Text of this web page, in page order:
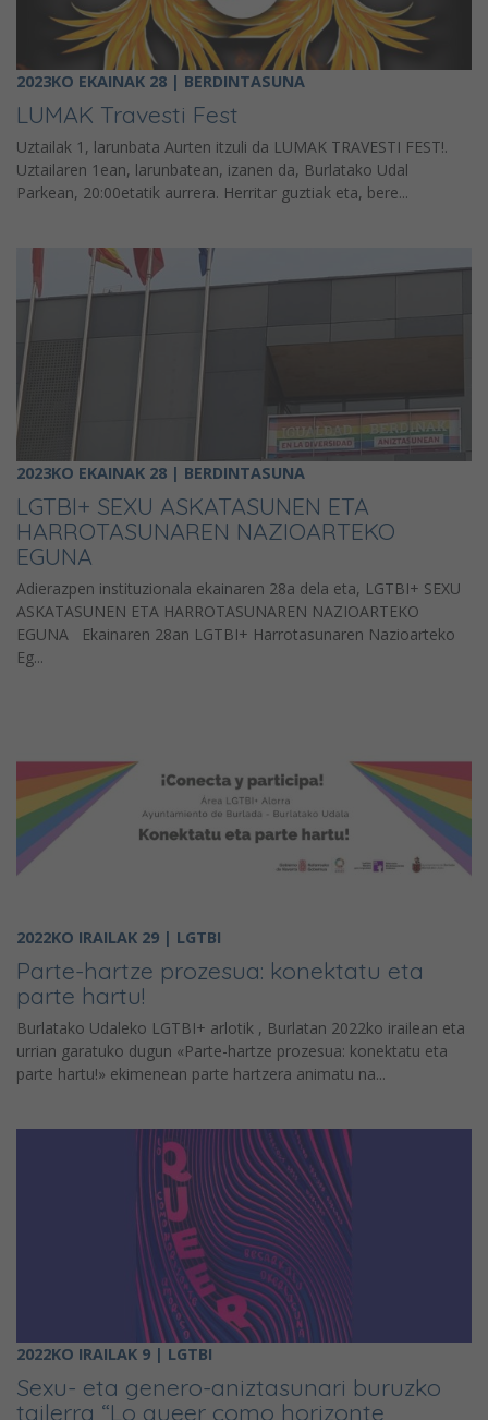
2023KO EKAINAK 28 | BERDINTASUNA
LUMAK Travesti Fest
Uztailak 1, larunbata Aurten itzuli da LUMAK TRAVESTI FEST!.
Uztailaren 1ean, larunbatean, izanen da, Burlatako Udal
Parkean, 20:00etatik aurrera. Herritar guztiak eta, bere...
2023KO EKAINAK 28 | BERDINTASUNA
LGTBI+ SEXU ASKATASUNEN ETA
HARROTASUNAREN NAZIOARTEKO
EGUNA
Adierazpen instituzionala ekainaren 28a dela eta, LGTBI+ SEXU
ASKATASUNEN ETA HARROTASUNAREN NAZIOARTEKO
EGUNA Ekainaren 28an LGTBI+ Harrotasunaren Nazioarteko
Eg...
2022KO IRAILAK 29 | LGTBI
Parte-hartze prozesua: konektatu eta
parte hartu!
Burlatako Udaleko LGTBI+ arlotik , Burlatan 2022ko irailean eta
urrian garatuko dugun «Parte-hartze prozesua: konektatu eta
parte hartu!» ekimenean parte hartzera animatu na...
2022KO IRAILAK 9 | LGTBI
Sexu- eta genero-aniztasunari buruzko
tailerra “Lo queer como horizonte